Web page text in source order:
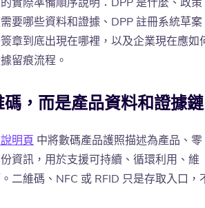
要哪些資料和證據、DPP 註冊系統草案
章到底出現在哪裡，以及企業現在應如
留痕流程。
碼，而是產品資料和證據鏈
明頁 中將數碼產品護照描述為產品、零
資訊，用於支援可持續、循環利用、維
二維碼、NFC 或 RFID 只是存取入口，